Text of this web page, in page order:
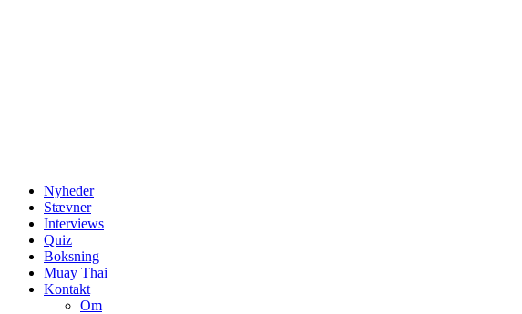
Nyheder
Stævner
Interviews
Quiz
Boksning
Muay Thai
Kontakt
Om